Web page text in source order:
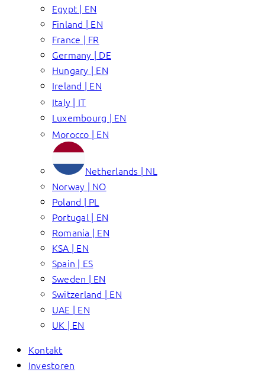
Egypt | EN
Finland | EN
France | FR
Germany | DE
Hungary | EN
Ireland | EN
Italy | IT
Luxembourg | EN
Morocco | EN
Netherlands | NL
Norway | NO
Poland | PL
Portugal | EN
Romania | EN
KSA | EN
Spain | ES
Sweden | EN
Switzerland | EN
UAE | EN
UK | EN
Kontakt
Investoren